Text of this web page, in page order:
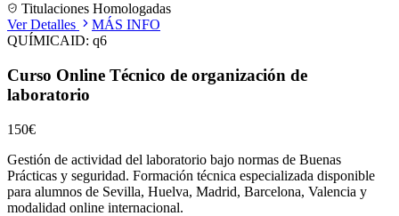
Titulaciones Homologadas
Ver Detalles
MÁS INFO
QUÍMICAID: q6
Curso Online Técnico de organización de
laboratorio
150€
Gestión de actividad del laboratorio bajo normas de Buenas
Prácticas y seguridad. Formación técnica especializada disponible
para alumnos de Sevilla, Huelva, Madrid, Barcelona, Valencia y
modalidad online internacional.